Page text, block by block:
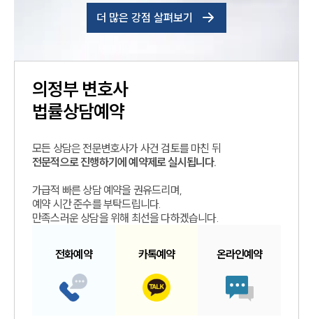
더 많은 강점 살펴보기
의정부 변호사
법률상담예약
모든 상담은 전문변호사가 사건 검토를 마친 뒤
전문적으로 진행하기에 예약제로 실시됩니다.
가급적 빠른 상담 예약을 권유드리며,
예약 시간 준수를 부탁드립니다.
만족스러운 상담을 위해 최선을 다하겠습니다.
전화예약 카톡예약 온라인예약